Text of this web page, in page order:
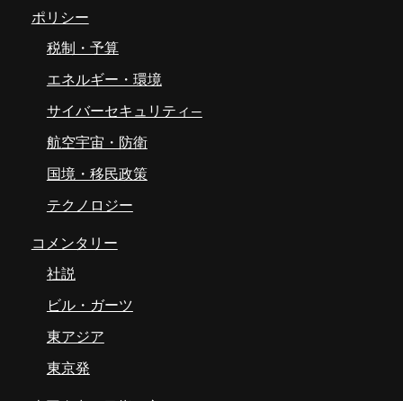
ポリシー
税制・予算
エネルギー・環境
サイバーセキュリティ―
航空宇宙・防衛
国境・移民政策
テクノロジー
コメンタリー
社説
ビル・ガーツ
東アジア
東京発